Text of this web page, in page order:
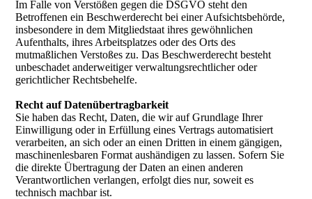
Im Falle von Verstößen gegen die DSGVO steht den
Betroffenen ein Beschwerderecht bei einer Aufsichtsbehörde,
insbesondere in dem Mitgliedstaat ihres gewöhnlichen
Aufenthalts, ihres Arbeitsplatzes oder des Orts des
mutmaßlichen Verstoßes zu. Das Beschwerderecht besteht
unbeschadet anderweitiger verwaltungsrechtlicher oder
gerichtlicher Rechtsbehelfe.
Recht auf Datenübertragbarkeit
Sie haben das Recht, Daten, die wir auf Grundlage Ihrer
Einwilligung oder in Erfüllung eines Vertrags automatisiert
verarbeiten, an sich oder an einen Dritten in einem gängigen,
maschinenlesbaren Format aushändigen zu lassen. Sofern Sie
die direkte Übertragung der Daten an einen anderen
Verantwortlichen verlangen, erfolgt dies nur, soweit es
technisch machbar ist.